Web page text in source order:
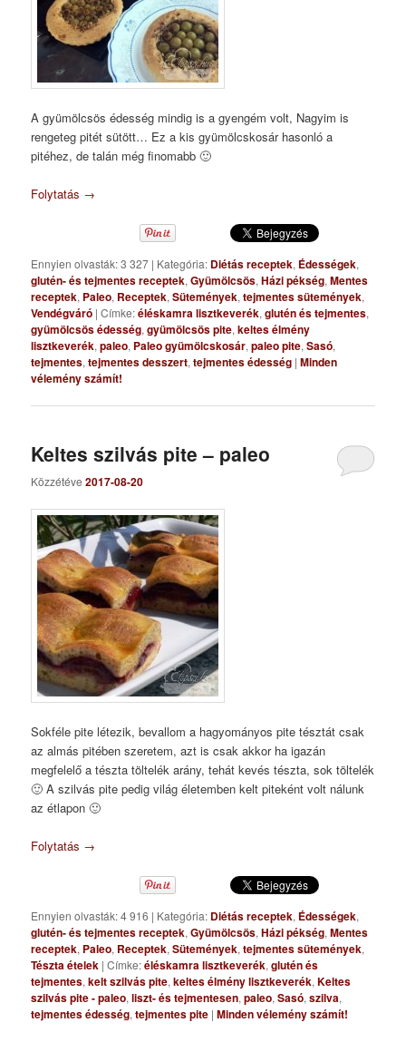
A gyümölcsös édesség mindig is a gyengém volt, Nagyim is
rengeteg pitét sütött… Ez a kis gyümölcskosár hasonló a
pitéhez, de talán még finomabb 🙂
Folytatás →
Ennyien olvasták: 3 327 | Kategória: Diétás receptek, Édességek,
glutén- és tejmentes receptek,Gyümölcsös,Házi pékség,Mentes
receptek, Paleo, Receptek,Sütemények,tejmentes sütemények,
Vendégváró |Címke:éléskamra lisztkeverék,glutén és tejmentes,
gyümölcsös édesség,gyümölcsös pite,keltes élmény
lisztkeverék,paleo, Paleo gyümölcskosár,paleo pite,Sasó,
tejmentes,tejmentes desszert,tejmentes édesség |Minden
vélemény számít!
Keltes szilvás pite – paleo
Közzétéve2017-08-20
Sokféle pite létezik, bevallom a hagyományos pite tésztát csak
az almás pitében szeretem, azt is csak akkor ha igazán
megfelelő a tészta töltelék arány, tehát kevés tészta, sok töltelék
🙂 A szilvás pite pedig világ életemben kelt piteként volt nálunk
az étlapon 🙂
Folytatás →
Ennyien olvasták: 4 916 | Kategória: Diétás receptek, Édességek,
glutén- és tejmentes receptek,Gyümölcsös,Házi pékség,Mentes
receptek, Paleo, Receptek,Sütemények,tejmentes sütemények,
Tészta ételek |Címke:éléskamra lisztkeverék,glutén és
tejmentes,kelt szilvás pite,keltes élmény lisztkeverék,Keltes
szilvás pite - paleo,liszt- és tejmentesen,paleo,Sasó,szilva,
tejmentes édesség,tejmentes pite |Minden vélemény számít!